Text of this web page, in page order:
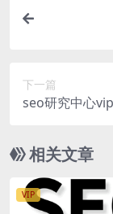
下一篇
seo研究中心
相关文章
VIP